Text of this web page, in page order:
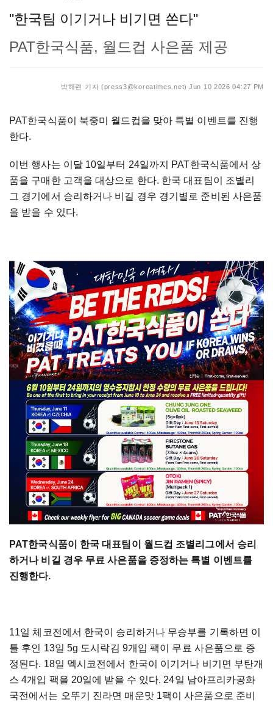
"한국팀 이기거나 비기면 쏜다"
PAT한국식품, 월드컵 사은품 제공
박해련 기자 (press3@koreatimes.net) Jun 10 2026 04:27 PM
PAT한국식품이 북중미 월드컵을 맞아 특별 이벤트를 진행
한다.
이번 행사는 이달 10일부터 24일까지 PAT한국식품에서 상
품을 구매한 고객을 대상으로 한다. 한국 대표팀이 조별리
그 경기에서 승리하거나 비길 경우 경기별로 준비된 사은품
을 받을 수 있다.
PAT한국식품이 한국 대표팀이 월드컵 조별리그에서 승리
하거나 비길 경우 무료 사은품을 증정하는 특별 이벤트를
진행한다.
11일 체코전에서 한국이 승리하거나 무승부를 기록하면 이
틀 후인 13일 5g 도시락김 9개입 팩이 무료 사은품으로 증
정된다. 18일 멕시코전에서 한국이 이기거나 비기면 부탄개
스 4개입 팩을 20일에 받을 수 있다. 24일 남아프리카공화
국전에서는 오뚜기 진라면 매운맛 1팩이 사은품으로 준비